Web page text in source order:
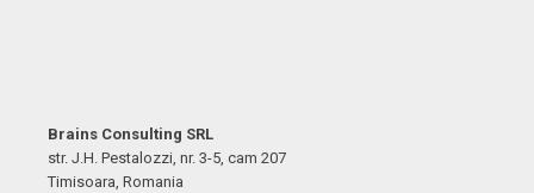
Brains Consulting SRL
str. J.H. Pestalozzi, nr. 3-5, cam 207
Timisoara, Romania